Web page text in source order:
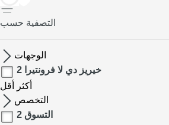
التصفية حسب
الوجهات
خيريز دي لا فرونتيرا 2
أكثر
أقل
التخصص
التسوق 2